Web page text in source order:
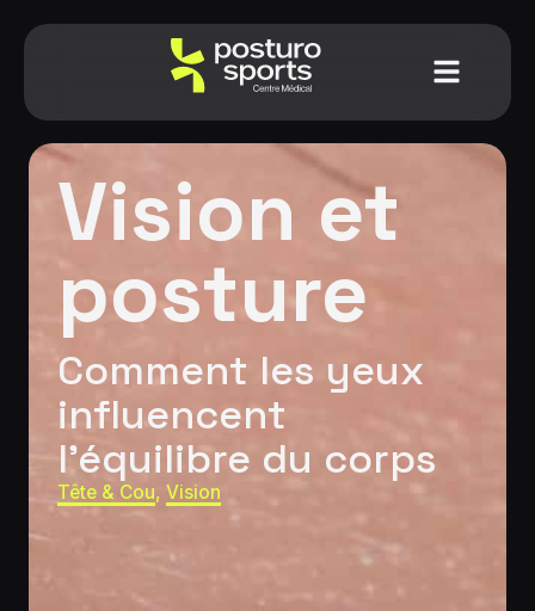
Vision et
posture
Comment les yeux
influencent
l’équilibre du corps
Tête & Cou, Vision